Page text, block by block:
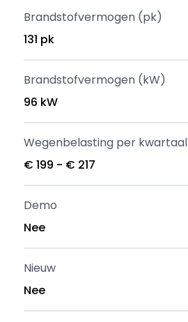
Brandstofvermogen (pk)
131 pk
Brandstofvermogen (kW)
96 kW
Wegenbelasting per kwartaal
€ 199 - € 217
Demo
Nee
Nieuw
Nee